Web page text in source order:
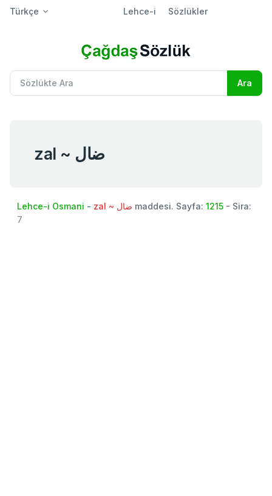
Türkçe Lehce-i Sözlükler
zal ~ ضال
Lehce-i Osmani - zal ~ ضال maddesi. Sayfa: 1215 - Sira:
7